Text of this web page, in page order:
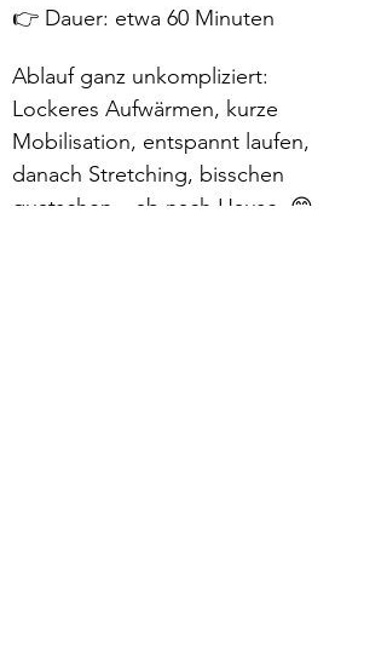
👉 Dauer: etwa 60 Minuten
Ablauf ganz unkompliziert:
Lockeres Aufwärmen, kurze
Mobilisation, entspannt laufen,
danach Stretching, bisschen
quatschen – ab nach Hause. 😁